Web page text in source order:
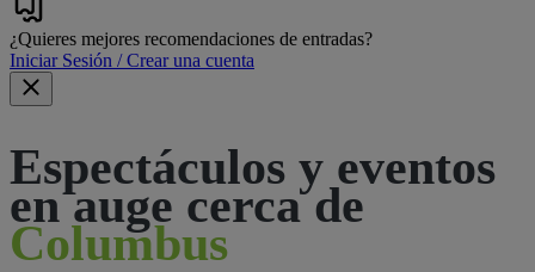
¿Quieres mejores recomendaciones de entradas?
Iniciar Sesión / Crear una cuenta
Espectáculos y eventos
en auge cerca de
Columbus